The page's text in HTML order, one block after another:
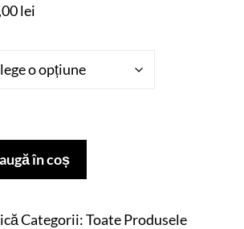
lei
89,00 lei
149,00 lei
în coș
Categorii:Toate Produsele